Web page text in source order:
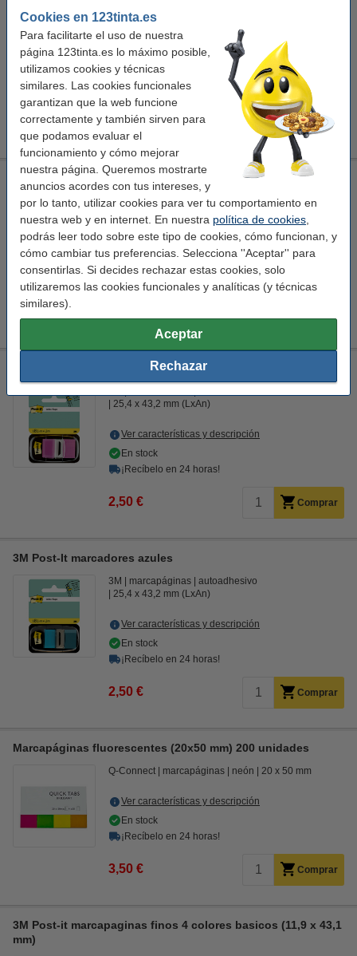
Cookies en 123tinta.es
Para facilitarte el uso de nuestra
página 123tinta.es lo máximo posible,
utilizamos cookies y técnicas
similares. Las cookies funcionales
garantizan que la web funcione
correctamente y también sirven para
que podamos evaluar el
funcionamiento y cómo mejorar
nuestra página. Queremos mostrarte
anuncios acordes con tus intereses, y
por lo tanto, utilizar cookies para ver tu comportamiento en
nuestra web y en internet. En nuestra política de cookies
podrás leer todo sobre este tipo de cookies, cómo funcionan, y
cómo cambiar tus preferencias. Selecciona ''Aceptar'' para
consentirlas. Si decides rechazar estas cookies, solo
utilizaremos las cookies funcionales y analíticas (y técnicas
similares).
Aceptar
Rechazar
3M marcapáginas
25,4 x 43,2 mm (LxAn)
Ver características y descripción
En stock
¡Recíbelo en 24 horas!
3,50 € Comprar
3M Post-it index estándar rosa 25,4 x 43,2 mm (50 pestañas)
3M marcapáginas
autoadhesivo
25,4 x 43,2 mm (LxAn)
Ver características y descripción
En stock
3M Post-It marcadores morados
25,4 x 43,2 mm (LxAn)
Ver características y descripción
En stock
¡Recíbelo en 24 horas!
2,50 € Comprar
3M Post-It marcadores azules
3M marcapáginas
autoadhesivo
25,4 x 43,2 mm (LxAn)
Ver características y descripción
En stock
¡Recíbelo en 24 horas!
2,50 € Comprar
Marcapáginas fluorescentes (20x50 mm) 200 unidades
Q-Connect marcapáginas neón 20 x 50 mm
Ver características y descripción
En stock
¡Recíbelo en 24 horas!
3,50 € Comprar
3M Post-it marcapaginas finos 4 colores basicos (11,9 x 43,1
mm)